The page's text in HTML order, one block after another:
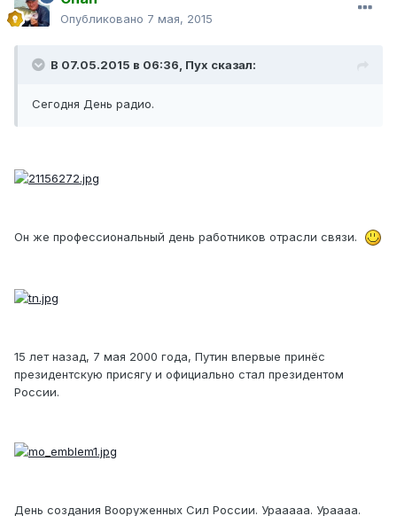
Опубликовано 7 мая, 2015
В 07.05.2015 в 06:36, Пух сказал:
Сегодня День радио.
Он же профессиональный день работников отрасли связи.
15 лет назад, 7 мая 2000 года, Путин впервые принёс
президентскую присягу и официально стал президентом
России.
День создания Вооруженных Сил России. Урааааа. Ураааа.